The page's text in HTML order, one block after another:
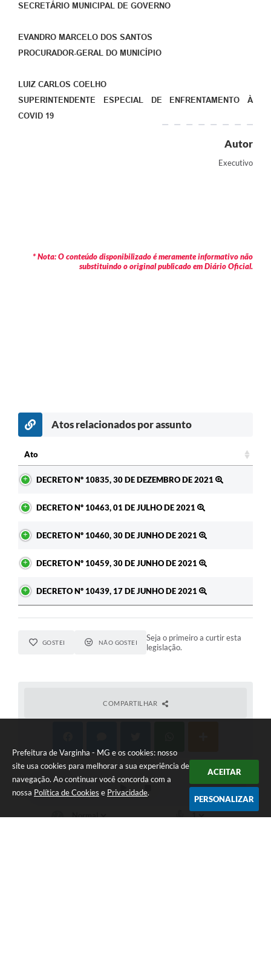
Prefeitura de Varginha - MG e os cookies: nosso
site usa cookies para melhorar a sua experiência de
navegação. Ao continuar você concorda com a
nossa Política de Cookies e Privacidade.
ACEITAR
PERSONALIZAR
SECRETÁRIO MUNICIPAL DE GOVERNO
EVANDRO MARCELO DOS SANTOS
PROCURADOR-GERAL DO MUNICÍPIO
LUIZ CARLOS COELHO
SUPERINTENDENTE ESPECIAL DE ENFRENTAMENTO À
COVID 19
Autor
Executivo
* Nota: O conteúdo disponibilizado é meramente informativo não
substituindo o original publicado em Diário Oficial.
Atos relacionados por assunto
Ato
DECRETO Nº 10835, 30 DE DEZEMBRO DE 2021
DECRETO Nº 10463, 01 DE JULHO DE 2021
DECRETO Nº 10460, 30 DE JUNHO DE 2021
DECRETO Nº 10459, 30 DE JUNHO DE 2021
DECRETO Nº 10439, 17 DE JUNHO DE 2021
GOSTEI NÃO GOSTEI
Seja o primeiro a curtir esta
legislação.
COMPARTILHAR